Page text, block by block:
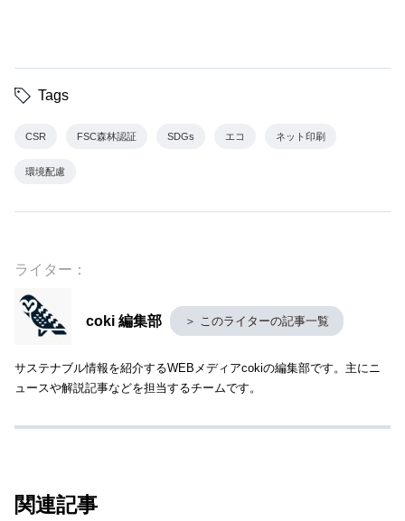
Tags
CSR FSC森林認証 SDGs エコ ネット印刷
環境配慮
ライター：
coki 編集部 ＞ このライターの記事一覧
サステナブル情報を紹介するWEBメディアcokiの編集部です。主にニ
ュースや解説記事などを担当するチームです。
関連記事